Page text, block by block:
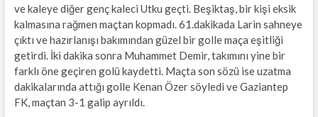
ve kaleye diğer genç kaleci Utku geçti. Beşiktaş, bir kişi eksik
kalmasına rağmen maçtan kopmadı. 61.dakikada Larin sahneye
çıktı ve hazırlanışı bakımından güzel bir golle maça eşitliği
getirdi. İki dakika sonra Muhammet Demir, takımını yine bir
farklı öne geçiren golü kaydetti. Maçta son sözü ise uzatma
dakikalarında attığı golle Kenan Özer söyledi ve Gaziantep
FK, maçtan 3-1 galip ayrıldı.